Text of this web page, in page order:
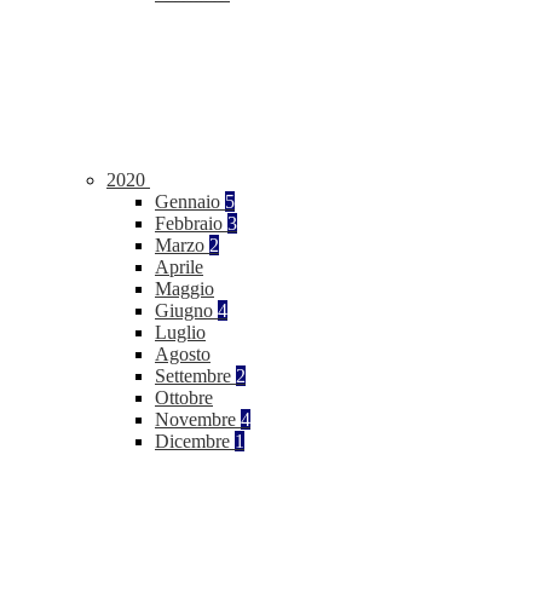
2020
Gennaio 5
Febbraio 3
Marzo 2
Aprile
Maggio
Giugno 4
Luglio
Agosto
Settembre 2
Ottobre
Novembre 4
Dicembre 1